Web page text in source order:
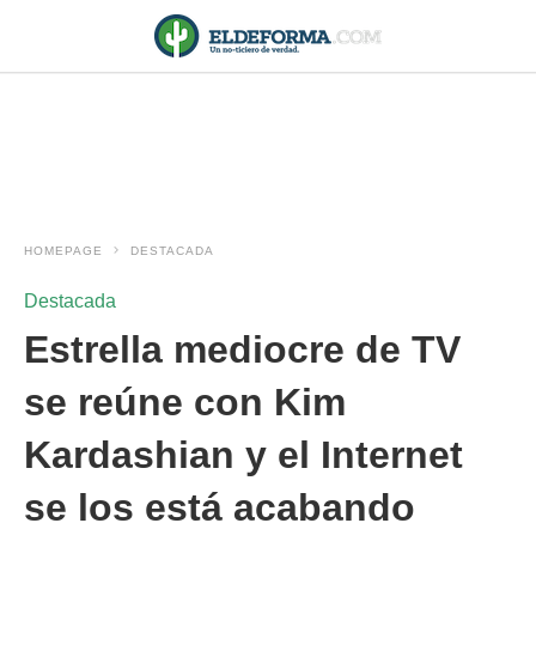
HOMEPAGE DESTACADA
Destacada
Estrella mediocre de TV
se reúne con Kim
Kardashian y el Internet
se los está acabando